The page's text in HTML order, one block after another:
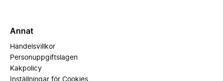
Annat
Handelsvillkor
Personuppgiftslagen
Kakpolicy
Inställningar för Cookies